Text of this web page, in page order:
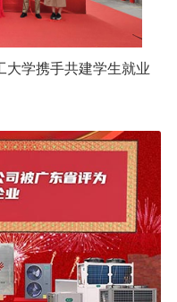
大学携手共建学生就业